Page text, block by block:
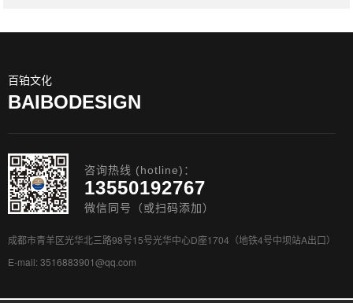
百铂文化
BAIBODESIGN
咨询热线 (hotline)：
13550192767
微信同号（或扫码添加）
成都市青羊区光华北三路98号15号光华中心D座1704（地铁4号中坝站A出口）
E-mail: 3516883901@qq.com